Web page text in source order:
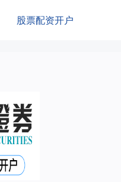
股票配资开户